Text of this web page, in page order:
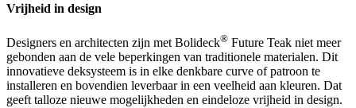
Vrijheid in design
Designers en architecten zijn met Bolideck® Future Teak niet meer
gebonden aan de vele beperkingen van traditionele materialen. Dit
innovatieve deksysteem is in elke denkbare curve of patroon te
installeren en bovendien leverbaar in een veelheid aan kleuren. Dat
geeft talloze nieuwe mogelijkheden en eindeloze vrijheid in design.